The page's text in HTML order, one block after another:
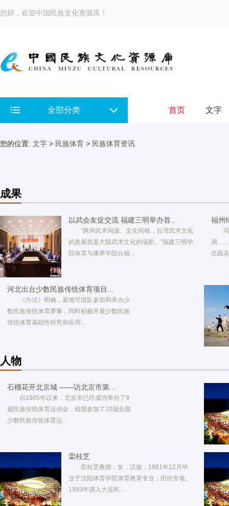
您好，欢迎中国民族文化资源库！
全部分类 首页 文字
您的位置: 文字 > 民族体育 > 民族体育资讯
成果
以武会友促交流 福建三明举办首...
“两岸武术同源、文化同根，台湾武术文化
的发展就是大陆武术文化的缩影。”福建三明学
院体育与康养学院台籍...
福州
局
念园
河北出台少数民族传统体育项目...
《办法》明确，基地可组队参加和承办少
数民族传统体育赛事，同时积极开展少数民族
传统体育基础性研究和应用...
人物
石榴花开北京城 ——访北京市第...
自1985年以来，北京市已经成功举办了9
届民族传统体育运动会，组团参加了10届全国
少数民族传统体育运...
栾桂芝
栾桂芝教授，女，汉族，1981年12月毕
业于沈阳体育学院体育教育专业，田径专项。
1993年调入大连民...